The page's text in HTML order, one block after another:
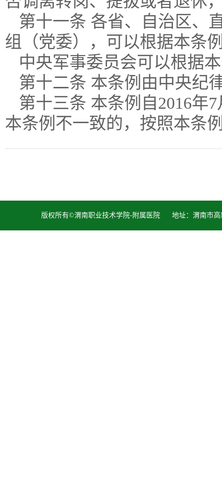
第十一条 各省、自治区、
组（党委），可以根据本条
中央军事委员会可以根据
第十二条 本条例由中央纪
第十三条 本条例自2016年
本条例不一致的，按照本条
版权所有©渭南职业技术学院-附属医院 地址：渭南市